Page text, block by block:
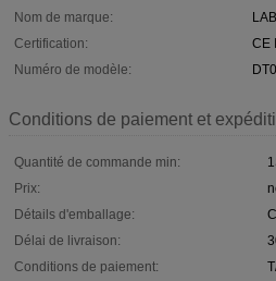
Nom de marque:
Certification:
CE
Numéro de modèle:
Conditions de paiement et
Quantité de commande min:
Prix:
Détails d'emballage:
Délai de livraison:
Conditions de paiement: